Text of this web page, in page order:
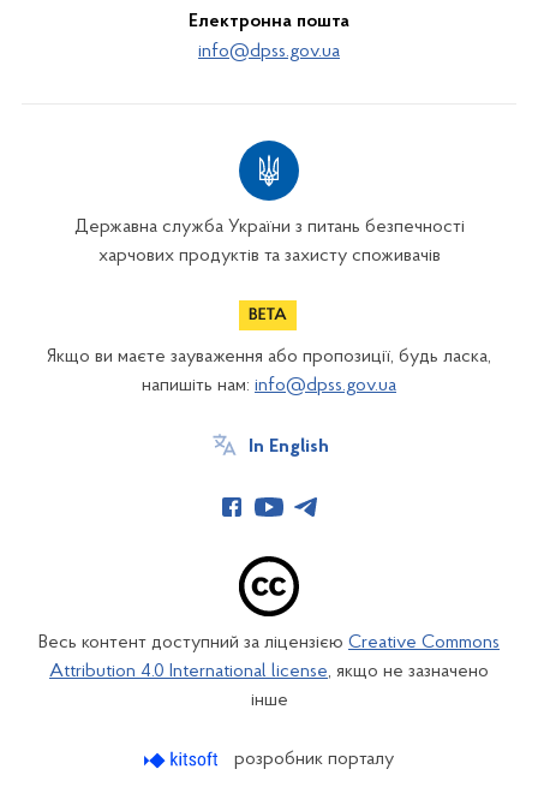
Електронна пошта
info@dpss.gov.ua
Державна служба України з питань безпечності
харчових продуктів та захисту споживачів
Якщо ви маєте зауваження або пропозиції, будь ласка,
напишіть нам: info@dpss.gov.ua
In English
Весь контент доступний за ліцензією Creative Commons
Attribution 4.0 International license, якщо не зазначено
інше
розробник порталу